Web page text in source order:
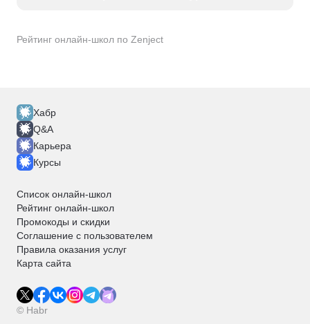
Рейтинг онлайн-школ по Zenject
Хабр
Q&A
Карьера
Курсы
Список онлайн-школ
Рейтинг онлайн-школ
Промокоды и скидки
Соглашение с пользователем
Правила оказания услуг
Карта сайта
© Habr